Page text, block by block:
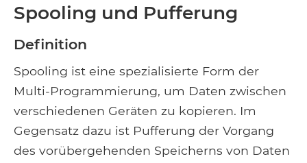
Spooling und Pufferung
Definition
Spooling ist eine spezialisierte Form der
Multi-Programmierung, um Daten zwischen
verschiedenen Geräten zu kopieren. Im
Gegensatz dazu ist Pufferung der Vorgang
des vorübergehenden Speicherns von Daten